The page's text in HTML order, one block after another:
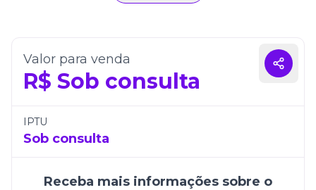
padrão moderno, valorizando o design e a
Com três vagas de garagem, o apartamento oferece
comodidade no dia a dia. O Ocean Breeze
Residence conta ainda com uma estrutura
qualidade de vida e bem-estar em um dos
endereços mais cobiçados da região.
Construtora:RV Empreendimentos
Valor para venda
R$ Sob consulta
IPTU
Sob consulta
Receba mais informações sobre o